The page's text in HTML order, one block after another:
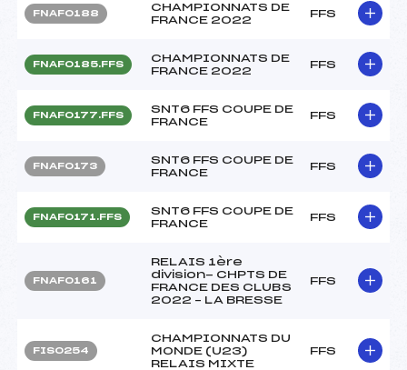
FNAF0188
CHAMPIONNATS DE
FRANCE 2022
FFS
FNAF0185.FFS
CHAMPIONNATS DE
FRANCE 2022
FFS
FNAF0177.FFS
SNT6 FFS COUPE DE
FRANCE
FFS
FNAF0173
SNT6 FFS COUPE DE
FRANCE
FFS
FNAF0171.FFS
SNT6 FFS COUPE DE
FRANCE
FFS
FNAF0161
RELAIS 1ère
division- CHPTS DE
FRANCE DES CLUBS
2022 – LA BRESSE
FFS
FIS0254
CHAMPIONNATS DU
MONDE (U23)
RELAIS MIXTE
FFS